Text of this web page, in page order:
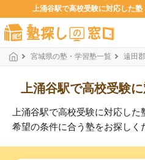
上涌谷駅で高校受験に対応した塾
宮城県の塾・学習塾一覧 遠田
上涌谷駅で高校受験
上涌谷駅で高校受験に対応し
希望の条件に合う塾をお探しく